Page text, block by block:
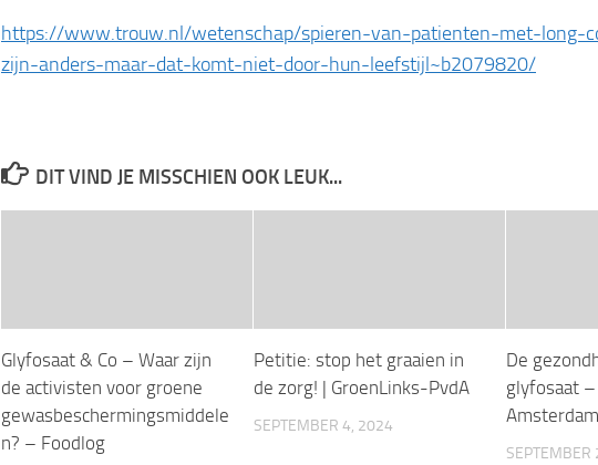
https://www.trouw.nl/wetenschap/spieren-van-patienten-met-long-
zijn-anders-maar-dat-komt-niet-door-hun-leefstijl~b2079820/
DIT VIND JE MISSCHIEN OOK LEUK...
Glyfosaat & Co – Waar zijn
de activisten voor groene
gewasbeschermingsmiddele
n? – Foodlog
Petitie: stop het graaien in
de zorg! | GroenLinks-PvdA
SEPTEMBER 4, 2024
De
glyfosaat –